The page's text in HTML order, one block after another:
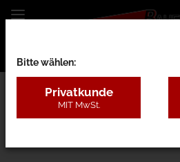
26AA - Kunststoff mit Pfosten, 4 Farben
Bitte wählen:
Privatkunde
MIT MwSt.